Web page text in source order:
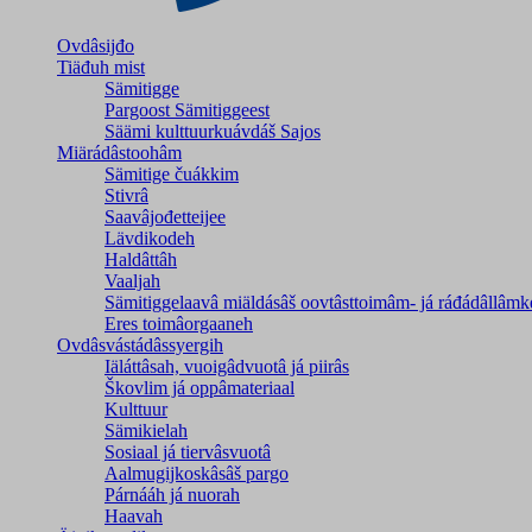
Ovdâsijđo
Tiäđuh mist
Sämitigge
Pargoost Sämitiggeest
Säämi kulttuurkuávdáš Sajos
Miärádâstoohâm
Sämitige čuákkim
Stivrâ
Saavâjođetteijee
Lävdikodeh
Haldâttâh
Vaaljah
Sämitiggelaavâ miäldásâš oovtâsttoimâm- já
Eres toimâorgaaneh
Ovdâsvástádâssyergih
Iäláttâsah, vuoigâdvuotâ já piirâs
Škovlim já oppâmateriaal
Kulttuur
Sämikielah
Sosiaal já tiervâsvuotâ
Aalmugijkoskâsâš pargo
Párnááh já nuorah
Haavah